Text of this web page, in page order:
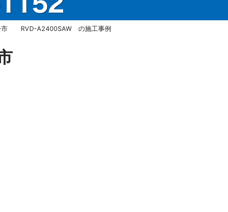
市 RVD-A2400SAW の施工事例
市